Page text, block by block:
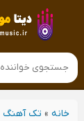
خانه» تک آهنگ